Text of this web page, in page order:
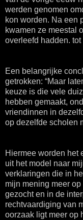
werden genomen
kon worden. Na een
kwamen ze meestal
overleefd hadden.
Een belangrijke
getrokken: “Maar
keuze is die vele
hebben gemaakt,
vriendinnen in
op dezelfde scholen
Hiermee worden het
uit het model naar
verklaringen die in
mijn mening meer
gezocht en in de
rechtvaardiging van
oorzaak ligt meer op